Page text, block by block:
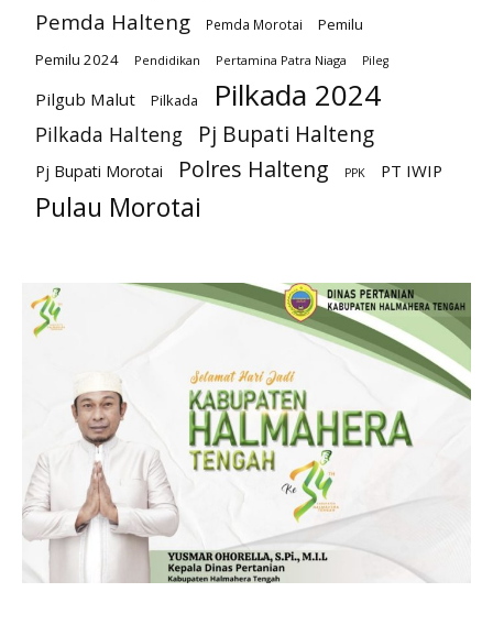
Pemda Halteng Pemda Morotai
Pemilu
Pemilu 2024
Pendidikan Pertamina Patra Niaga Pileg
Pilgub Malut Pilkada Pilkada 2024
Pilkada Halteng Pj Bupati Halteng
Pj Bupati Morotai Polres Halteng PPK PT IWIP
Pulau Morotai